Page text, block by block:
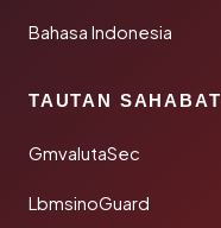
Bahasa Indonesia
TAUTAN SAHABAT
GmvalutaSec
LbmsinoGuard